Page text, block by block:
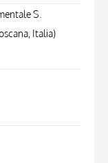
S.
Italia)